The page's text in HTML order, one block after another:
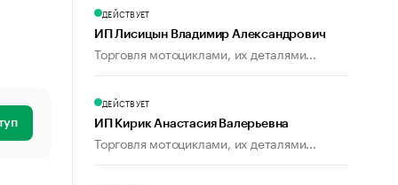
ДЕЙСТВУЕТ
ИП Лисицын Владимир Александрович
Торговля мотоциклами, их деталями...
ДЕЙСТВУЕТ
ИП Кирик Анастасия Валерьевна
Торговля мотоциклами, их деталями...